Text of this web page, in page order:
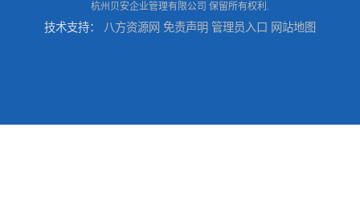
杭州贝安企业管理有限公司 保留所有权利.
技术支持： 八方资源网 免责声明 管理员入口 网站地图